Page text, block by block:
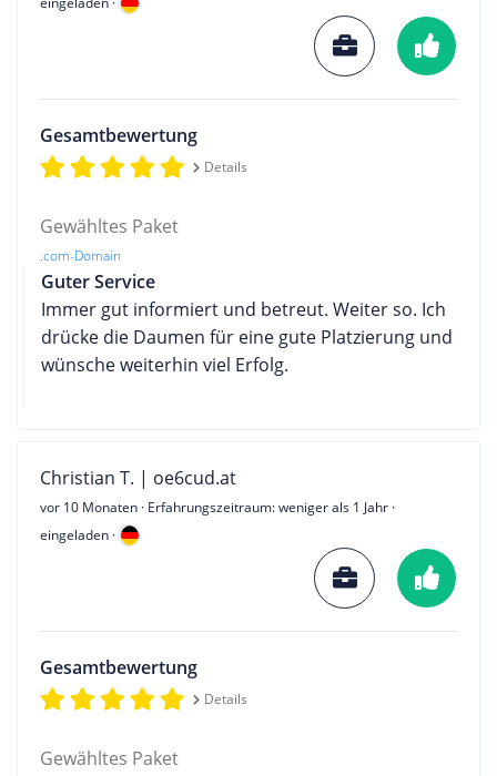
Gesamtbewertung
Details
Gewähltes Paket
.com-Domain
Guter Service
Immer gut informiert und betreut. Weiter so. Ich
drücke die Daumen für eine gute Platzierung und
wünsche weiterhin viel Erfolg.
Christian T. | oe6cud.at
vor 10 Monaten · Erfahrungszeitraum: weniger als 1 Jahr ·
eingeladen ·
Gesamtbewertung
Details
Gewähltes Paket